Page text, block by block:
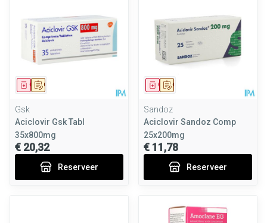
Op voorschrift
Geneesmiddel
Gsk
Aciclovir Gsk Tabl
35x800mg
€ 20,32
Reserveer
Op voorschrift
Geneesmiddel
Sandoz
Aciclovir Sandoz Comp
25x200mg
€ 11,78
Reserveer